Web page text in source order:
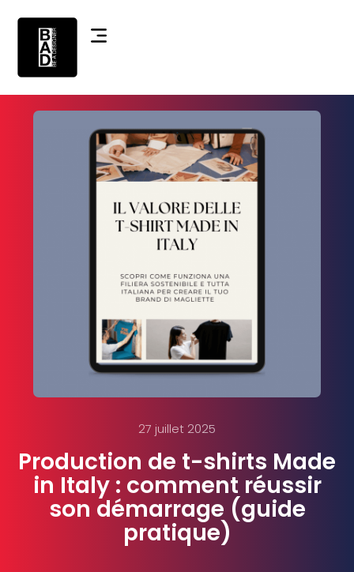
27 juillet 2025
Production de t-shirts Made
in Italy : comment réussir
son démarrage (guide
pratique)